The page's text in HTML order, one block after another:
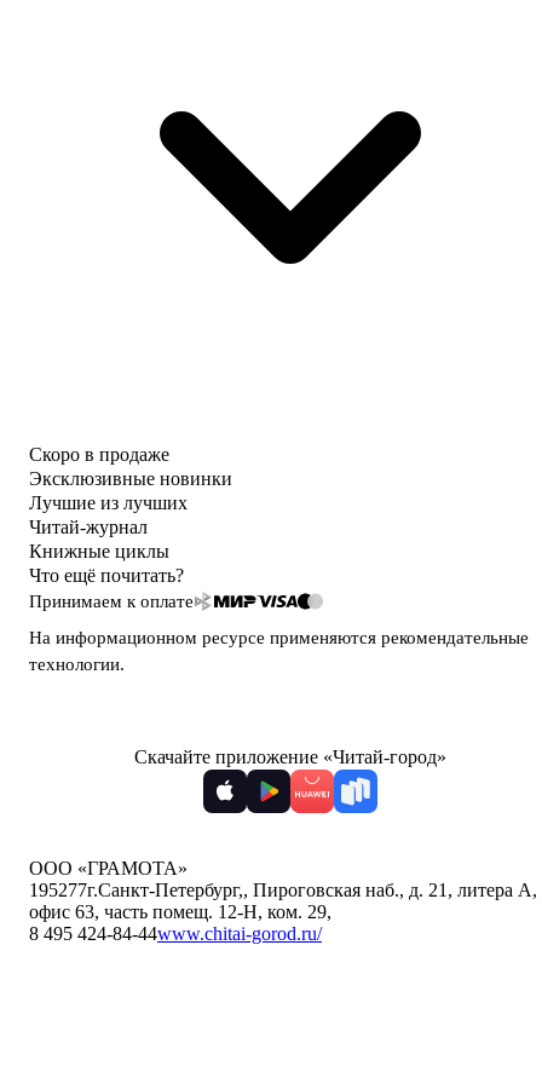
Скоро в продаже
Эксклюзивные новинки
Лучшие из лучших
Читай-журнал
Книжные циклы
Что ещё почитать?
Принимаем к оплате
На информационном ресурсе применяются рекомендательные
технологии.
Скачайте приложение «Читай-город»
ООО «ГРАМОТА»
195277г.Санкт-Петербург,, Пироговская наб., д. 21, литера А,
офис 63, часть помещ. 12-Н, ком. 29,
8 495 424-84-44www.chitai-gorod.ru/